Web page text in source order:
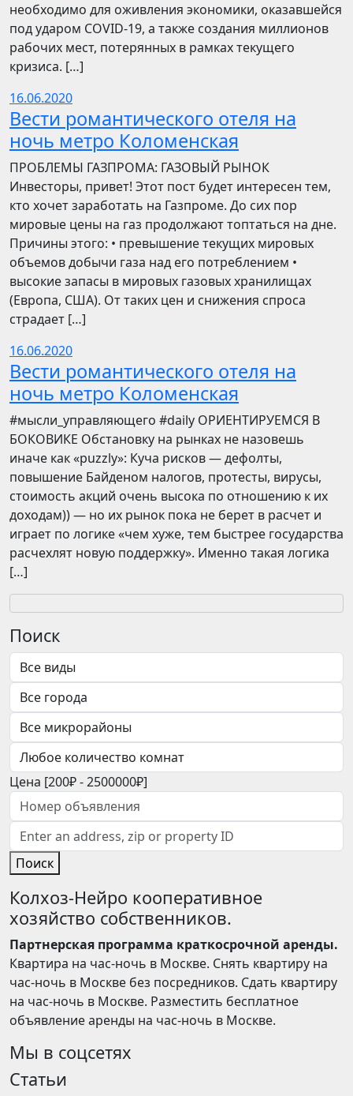
необходимо для оживления экономики, оказавшейся
под ударом COVID-19, а также создания миллионов
рабочих мест, потерянных в рамках текущего
кризиса. […]
16.06.2020
Вести романтического отеля на
ночь метро Коломенская
ПРОБЛЕМЫ ГАЗПРОМА: ГАЗОВЫЙ РЫНОК
Инвесторы, привет! Этот пост будет интересен тем,
кто хочет заработать на Газпроме. До сих пор
мировые цены на газ продолжают топтаться на дне.
Причины этого: • превышение текущих мировых
объемов добычи газа над его потреблением •
высокие запасы в мировых газовых хранилищах
(Европа, США). От таких цен и снижения спроса
страдает […]
16.06.2020
Вести романтического отеля на
ночь метро Коломенская
​​#мысли_управляющего #daily ОРИЕНТИРУЕМСЯ В
БОКОВИКЕ Обстановку на рынках не назовешь
иначе как «puzzly»: Куча рисков — дефолты,
повышение Байденом налогов, протесты, вирусы,
стоимость акций очень высока по отношению к их
доходам)) — но их рынок пока не берет в расчет и
играет по логике «чем хуже, тем быстрее государства
расчехлят новую поддержку». Именно такая логика
[…]
Поиск
Цена [200₽-2500000₽]
Поиск
Колхоз-Нейро кооперативное
хозяйство собственников.
Партнерская программа краткосрочной аренды.
Квартира на час-ночь в Москве. Снять квартиру на
час-ночь в Москве без посредников. Сдать квартиру
на час-ночь в Москве. Разместить бесплатное
объявление аренды на час-ночь в Москве.
Мы в соцсетях
Статьи